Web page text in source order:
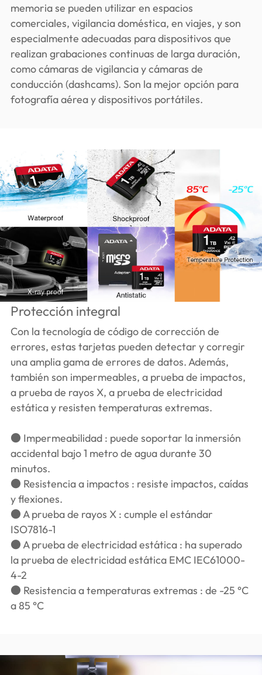
memoria se pueden utilizar en espacios
comerciales, vigilancia doméstica, en viajes, y son
especialmente adecuadas para dispositivos que
realizan grabaciones continuas de larga duración,
como cámaras de vigilancia y cámaras de
conducción (dashcams). Son la mejor opción para
fotografía aérea y dispositivos portátiles.
Protección integral
Con la tecnología de código de corrección de
errores, estas tarjetas pueden detectar y corregir
una amplia gama de errores de datos. Además,
también son impermeables, a prueba de impactos,
a prueba de rayos X, a prueba de electricidad
estática y resisten temperaturas extremas.
● Impermeabilidad : puede soportar la inmersión
accidental bajo 1 metro de agua durante 30
minutos.
● Resistencia a impactos : resiste impactos, caídas
y flexiones.
● A prueba de rayos X : cumple el estándar
ISO7816-1
● A prueba de electricidad estática : ha superado
la prueba de electricidad estática EMC IEC61000-
4-2
● Resistencia a temperaturas extremas : de -25 °C
a 85 °C